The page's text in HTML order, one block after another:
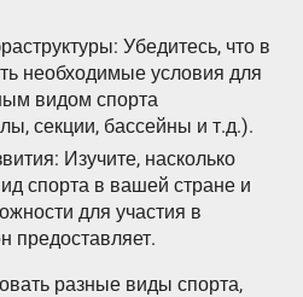
Убедитесь, что в
необходимые условия для
видом спорта
секции, бассейны и т.д.).
Изучите, насколько
спорта в вашей стране и
для участия в
предоставляет.
разные виды спорта,